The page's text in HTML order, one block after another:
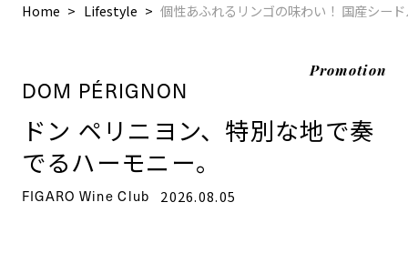
Home Lifestyle 個性あふれるリンゴの味わい！ 国産シー
Promotion
DOM PÉRIGNON
ドン ペリニヨン、特別な地で奏
でるハーモニー。
FIGARO Wine Club 2026.08.05